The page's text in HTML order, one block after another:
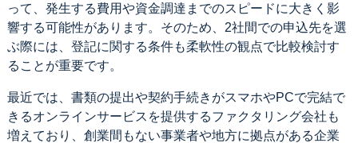
って、発生する費用や資金調達までのスピードに大きく影
響する可能性があります。そのため、2社間での申込先を選
ぶ際には、登記に関する条件も柔軟性の観点で比較検討す
ることが重要です。
最近では、書類の提出や契約手続きがスマホやPCで完結で
きるオンラインサービスを提供するファクタリング会社も
増えており、創業間もない事業者や地方に拠点がある企業